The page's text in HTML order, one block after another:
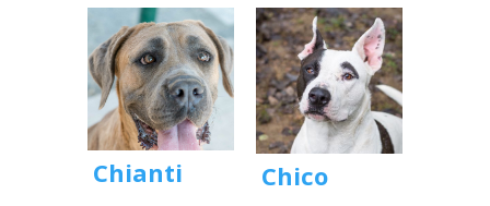
Chianti Chico